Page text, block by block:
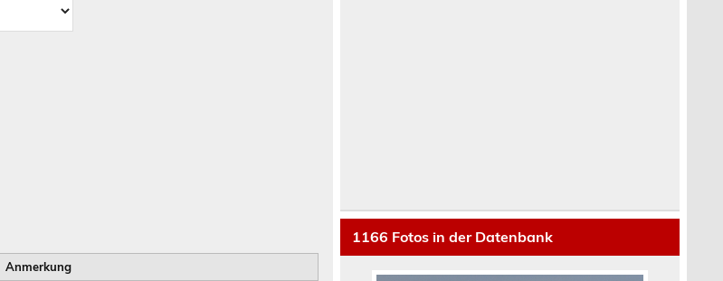
Anmerkung
1166 Fotos in der Datenbank